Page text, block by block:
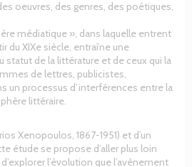
oeuvres, des genres, des poétiques,
ère médiatique », dans laquelle entrent
du XIXe siècle, entraîne une
de la littérature et de ceux qui la
de lettres, publicistes,
un processus d’interférences entre la
littéraire.
Xenopoulos, 1867-1951) et d’un
étude se propose d’aller plus loin
l’évolution que l’avènement